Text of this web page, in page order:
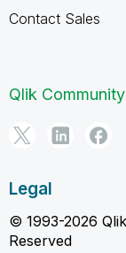
Contact Sales
Qlik Community
Legal
© 1993-2026
Reserved